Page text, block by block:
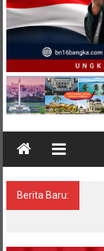
Berita Baru: